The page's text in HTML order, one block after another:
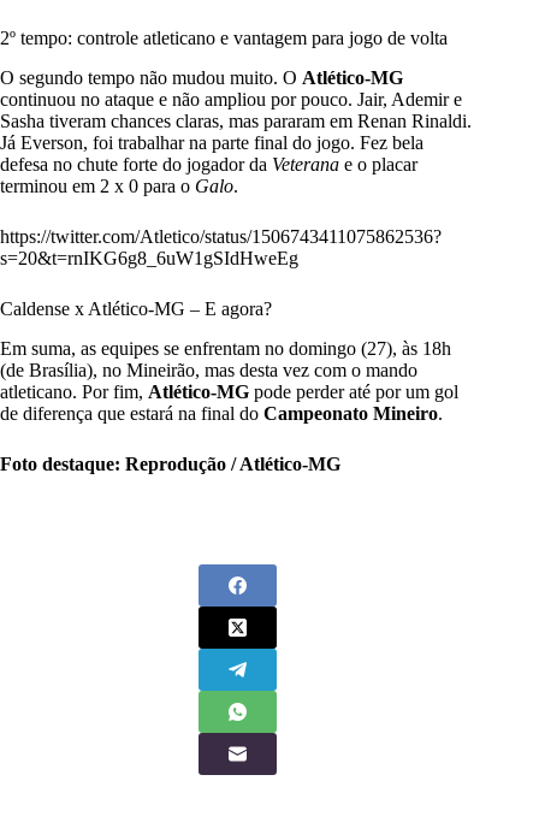
2º tempo: controle atleticano e vantagem para jogo de volta
O segundo tempo não mudou muito. O Atlético-MG
continuou no ataque e não ampliou por pouco. Jair, Ademir e
Sasha tiveram chances claras, mas pararam em Renan Rinaldi.
Já Everson, foi trabalhar na parte final do jogo. Fez bela
defesa no chute forte do jogador da Veterana e o placar
terminou em 2 x 0 para o Galo.
https://twitter.com/Atletico/status/1506743411075862536?
s=20&t=rnIKG6g8_6uW1gSIdHweEg
Caldense x Atlético-MG – E agora?
Em suma, as equipes se enfrentam no domingo (27), às 18h
(de Brasília), no Mineirão, mas desta vez com o mando
atleticano. Por fim, Atlético-MG pode perder até por um gol
de diferença que estará na final do Campeonato Mineiro.
Foto destaque: Reprodução / Atlético-MG